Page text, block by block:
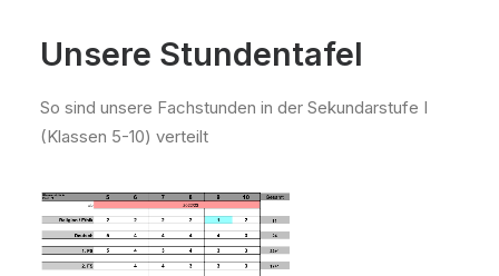
Unsere Stundentafel
So sind unsere Fachstunden in der Sekundarstufe I
(Klassen 5-10) verteilt